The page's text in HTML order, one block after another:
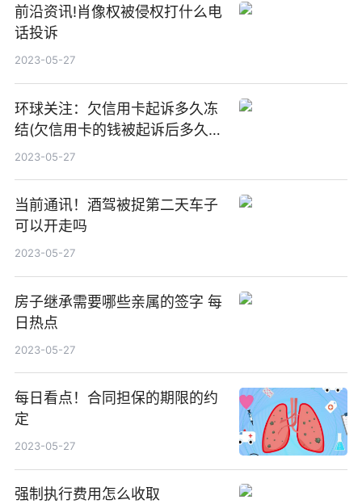
前沿资讯!肖像权被侵权打什么电
话投诉
2023-05-27
环球关注：欠信用卡起诉多久冻
结(欠信用卡的钱被起诉后多久抓
人)
2023-05-27
当前通讯！酒驾被捉第二天车子
可以开走吗
2023-05-27
房子继承需要哪些亲属的签字 每
日热点
2023-05-27
每日看点！合同担保的期限的约
定
2023-05-27
强制执行费用怎么收取